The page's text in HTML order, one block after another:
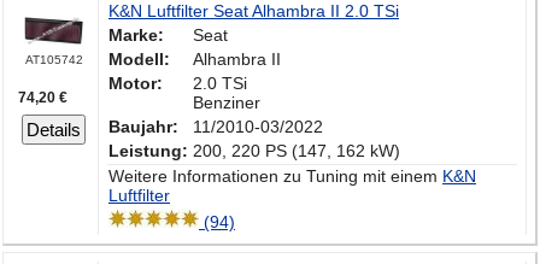
AT105742
74,20 €
Details
K&N Luftfilter Seat Alhambra II 2.0 TSi
Marke:
Seat
Modell:
Alhambra II
Motor:
2.0 TSi
Benziner
Baujahr:
11/2010-03/2022
Leistung: 200, 220 PS (147, 162 kW)
Weitere Informationen zu Tuning mit einem K&N
Luftfilter
(94)